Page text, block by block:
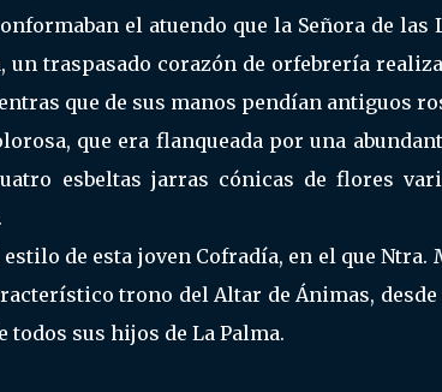
el atuendo que la Señora de las
un traspasado corazón de orfebrería
que de sus manos pendían antiguos
que era flanqueada por una
esbeltas jarras cónicas de flores
de esta joven Cofradía, en el que Ntra.
trono del Altar de Ánimas, desde
todos sus hijos de La Palma.